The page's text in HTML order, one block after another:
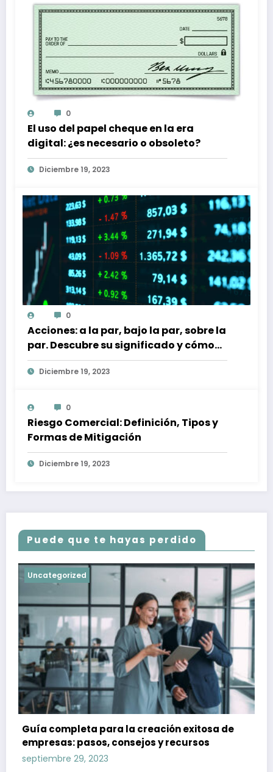
0
El uso del papel cheque en la era
digital: ¿es necesario o obsoleto?
Diciembre 19, 2023
0
Acciones: a la par, bajo la par, sobre la
par. Descubre su significado y cómo
afectan a tu inversión
Diciembre 19, 2023
0
Riesgo Comercial: Definición, Tipos y
Formas de Mitigación
Diciembre 19, 2023
Puede que te hayas perdido
Uncategorized
Guía completa para la creación exitosa de
empresas: pasos, consejos y recursos
septiembre 29, 2023